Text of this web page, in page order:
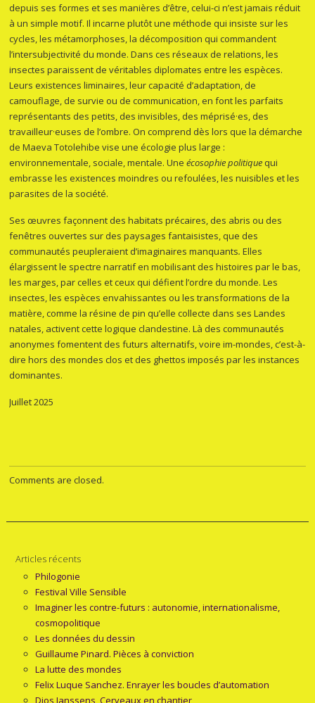
depuis ses formes et ses manières d’être, celui-ci n’est jamais réduit
à un simple motif. Il incarne plutôt une méthode qui insiste sur les
cycles, les métamorphoses, la décomposition qui commandent
l’intersubjectivité du monde. Dans ces réseaux de relations, les
insectes paraissent de véritables diplomates entre les espèces.
Leurs existences liminaires, leur capacité d’adaptation, de
camouflage, de survie ou de communication, en font les parfaits
représentants des petits, des invisibles, des méprisé·es, des
travailleur·euses de l’ombre. On comprend dès lors que la démarche
de Maeva Totolehibe vise une écologie plus large :
environnementale, sociale, mentale. Uneécosophie politique qui
embrasse les existences moindres ou refoulées, les nuisibles et les
parasites de la société.
Ses œuvres façonnent des habitats précaires, des abris ou des
fenêtres ouvertes sur des paysages fantaisistes, que des
communautés peupleraient d’imaginaires manquants.Elles
élargissent le spectre narratif en mobilisant des histoires par le bas,
les marges, par celles et ceux qui défient l’ordre du monde. Les
insectes, les espèces envahissantes ou les transformations de la
matière, comme la résine de pin qu’elle collecte dans ses Landes
natales, activent cette logique clandestine. Là des communautés
anonymes fomentent des futurs alternatifs, voire im-mondes, c’est-à-
dire hors des mondes clos et des ghettos imposés par les instances
dominantes.
Juillet 2025
Comments are closed.
Articles récents
Philogonie
Festival Ville Sensible
Imaginer les contre-futurs : autonomie, internationalisme,
cosmopolitique
Les données du dessin
Guillaume Pinard. Pièces à conviction
La lutte des mondes
Felix Luque Sanchez. Enrayer les boucles d’automation